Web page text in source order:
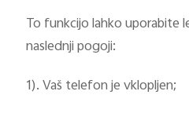
To funkcijo lahko uporabite
naslednji pogoji:
1). Vaš telefon je vklopljen;